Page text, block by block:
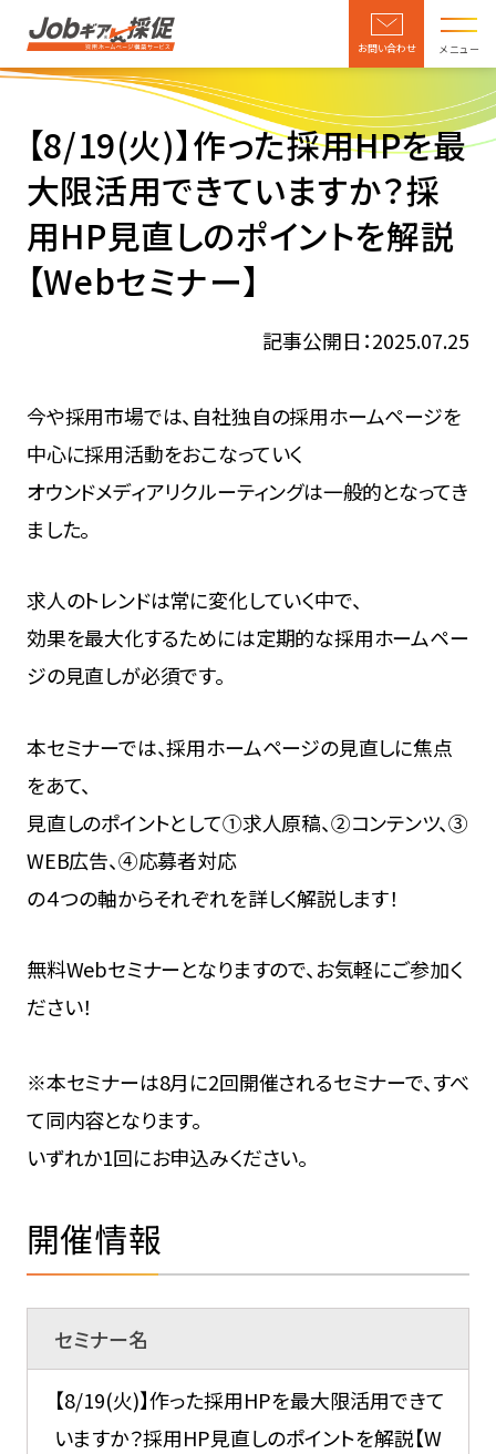
お問い合わせ メニュー
【8/19(火)】作った採用HPを最
大限活用できていますか？採
用HP見直しのポイントを解説
【Webセミナー】
記事公開日：2025.07.25
今や採用市場では、自社独自の採用ホームページを
中心に採用活動をおこなっていく
オウンドメディアリクルーティングは一般的となってき
ました。
求人のトレンドは常に変化していく中で、
効果を最大化するためには定期的な採用ホームペー
ジの見直しが必須です。
本セミナーでは、採用ホームページの見直しに焦点
をあて、
見直しのポイントとして①求人原稿、②コンテンツ、③
WEB広告、④応募者対応
の４つの軸からそれぞれを詳しく解説します！
無料Webセミナーとなりますので、お気軽にご参加く
ださい！
※本セミナーは8月に2回開催されるセミナーで、すべ
て同内容となります。
いずれか1回にお申込みください。
開催情報
セミナー名
【8/19(火)】作った採用HPを最大限活用できて
いますか？採用HP見直しのポイントを解説【W